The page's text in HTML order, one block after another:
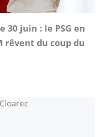
juin : le PSG en
rêvent du coup du